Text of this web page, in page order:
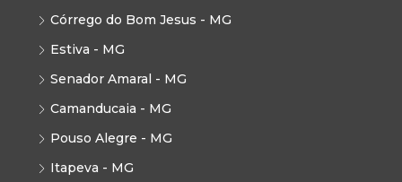
Córrego do Bom Jesus - MG
Estiva - MG
Senador Amaral - MG
Camanducaia - MG
Pouso Alegre - MG
Itapeva - MG